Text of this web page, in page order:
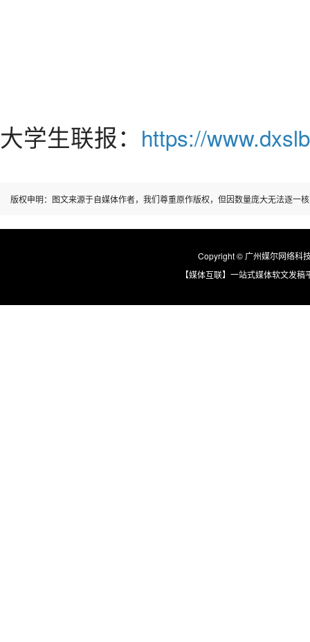
大学生联报： https://
版权申明：图文来源于自媒体作者，我们尊重原作版权，但因数量庞大无法逐一
Copyright © 广州媒尔网络科
【媒体互联】一站式媒体软文发